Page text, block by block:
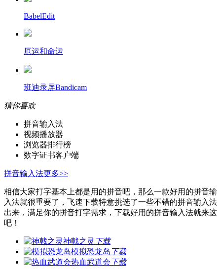
BabelEdit
厄运和命运
班迪录屏Bandicam
猜你喜欢
拼音输入法
视频播放器
浏览器排行榜
数字证书客户端
拼音输入法更多>>
相信大家打字基本上都是用的拼音吧，那么一款好用的拼音输
入法就很重要了，飞速下载特意挑选了一些不错的拼音输入法
出来，满足你的拼音打字需求，下载好用的拼音输入法就来这
吧！
神戟之灵 下载
模拟恐龙岛 下载
热血武道会 下载